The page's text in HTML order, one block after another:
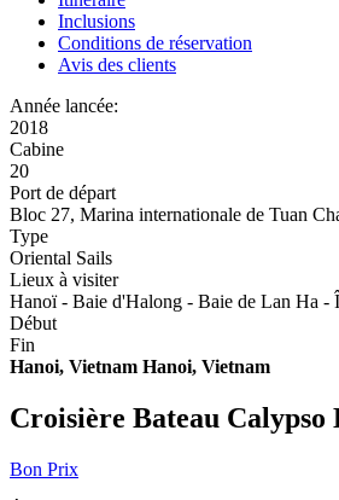
Inclusions
Conditions de réservation
Avis des clients
Année lancée:
2018
Cabine
20
Port de départ
Bloc 27, Marina internationale de Tuan
Type
Oriental Sails
Lieux à visiter
Hanoï - Baie d'Halong - Baie de Lan Ha -
Début
Fin
Hanoi, Vietnam Hanoi, Vietnam
Croisière Bateau Calypso
Bon Prix